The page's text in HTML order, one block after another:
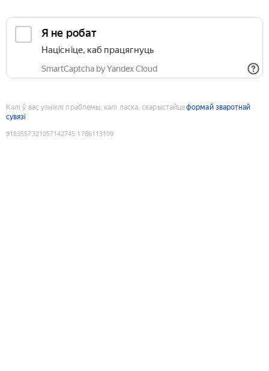
Я не робат
Націсніце, каб працягнуць
SmartCaptcha by Yandex Cloud
Калі ў вас узніклі праблемы, калі ласка, скарыстайцеформай зваротнай
сувязі
9183557321057142745:1786113109